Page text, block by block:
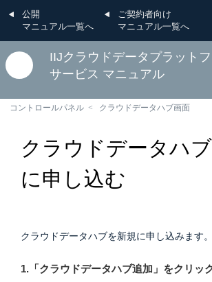
公開
マニュアル一覧へ
ご契約者向け
マニュアル一覧へ
IIJクラウドデータプラット
サービス マニュアル
コントロールパネル クラウドデータハブ画面
クラウドデータハ
に申し込む
クラウドデータハブを新規に申し込みます。
1.「クラウドデータハブ追加」をクリッ